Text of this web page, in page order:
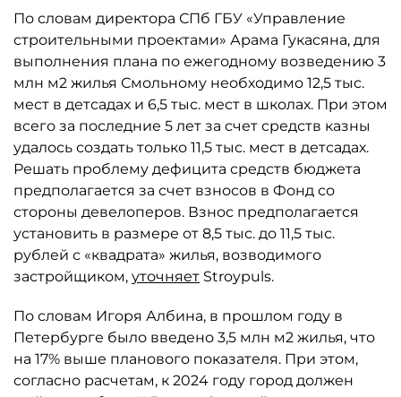
По словам директора СПб ГБУ «Управление
строительными проектами» Арама Гукасяна, для
выполнения плана по ежегодному возведению 3
млн м2 жилья Смольному необходимо 12,5 тыс.
мест в детсадах и 6,5 тыс. мест в школах. При этом
всего за последние 5 лет за счет средств казны
удалось создать только 11,5 тыс. мест в детсадах.
Решать проблему дефицита средств бюджета
предполагается за счет взносов в Фонд со
стороны девелоперов. Взнос предполагается
установить в размере от 8,5 тыс. до 11,5 тыс.
рублей с «квадрата» жилья, возводимого
застройщиком, уточняет Stroypuls.
По словам Игоря Албина, в прошлом году в
Петербурге было введено 3,5 млн м2 жилья, что
на 17% выше планового показателя. При этом,
согласно расчетам, к 2024 году город должен